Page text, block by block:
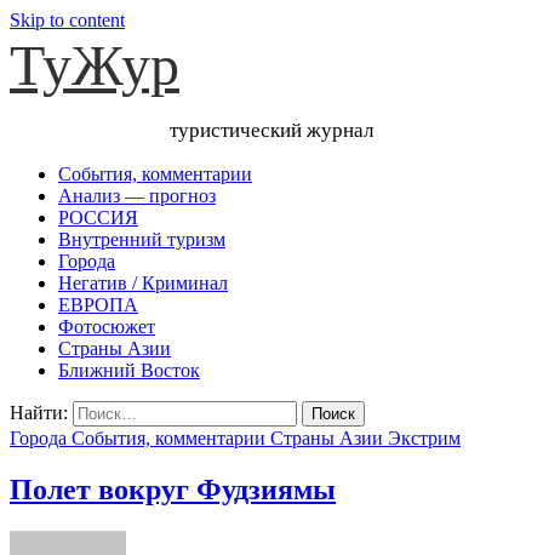
Skip to content
ТуЖур
туристический журнал
События, комментарии
Анализ — прогноз
РОССИЯ
Внутренний туризм
Города
Негатив / Криминал
ЕВРОПА
Фотосюжет
Страны Азии
Ближний Восток
Найти:
Города События, комментарии Страны Азии Экстрим
Полет вокруг Фудзиямы